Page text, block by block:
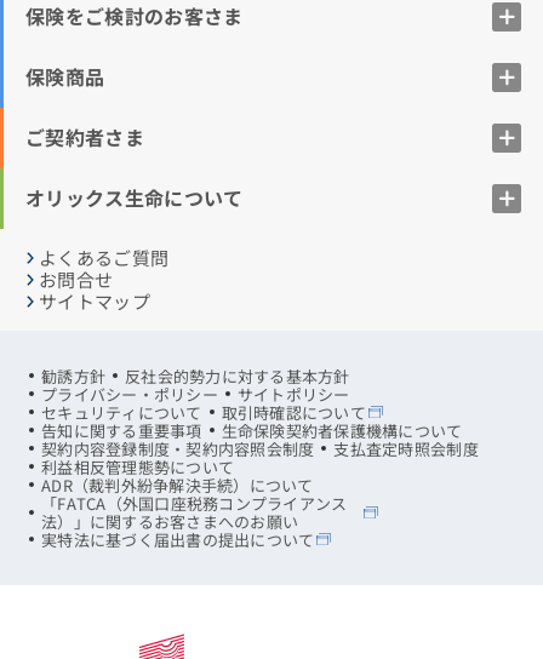
保険をご検討のお客さま
保険商品
ご契約者さま
オリックス生命について
よくあるご質問
お問合せ
サイトマップ
勧誘方針 反社会的勢力に対する基本方針
プライバシー・ポリシー サイトポリシー
セキュリティについて 取引時確認について
告知に関する重要事項 生命保険契約者保護機構について
契約内容登録制度・契約内容照会制度 支払査定時照会制度
利益相反管理態勢について
ADR（裁判外紛争解決手続）について
「FATCA（外国口座税務コンプライアンス
法）」に関するお客さまへのお願い
実特法に基づく届出書の提出について